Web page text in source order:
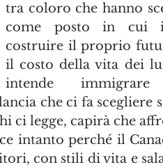
tra coloro che hanno
come posto in cui
costruire il proprio
il costo della vita dei
intende
che ci fa scegliere
ci legge, capirà che
intanto perché il
con stili di vita e